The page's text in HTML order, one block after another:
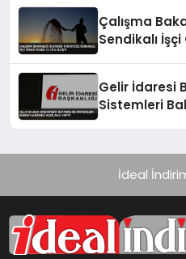
Çalışma
Sendikalı İşçi
Gelir İdaresi
Sistemleri
İdeal